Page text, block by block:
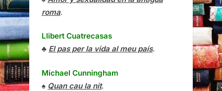
roma.
Llibert Cuatrecasas
♣ El pas per la vida al meu país.
Michael Cunningham
♠ Quan cau la nit.